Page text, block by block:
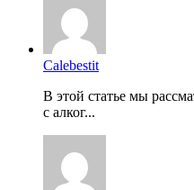
Calebestit
В этой статье мы
с алког...